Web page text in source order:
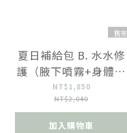
售完
夏日補給包 B. 水水修
護（腋下噴霧+身體化
妝水+護唇膏）
NT$1,850
NT$2,040
加入購物車